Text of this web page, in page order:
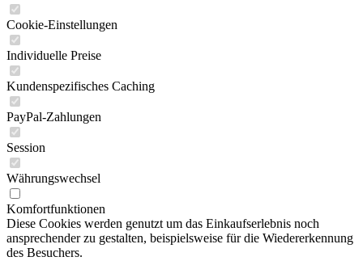
Cookie-Einstellungen
Individuelle Preise
Kundenspezifisches Caching
PayPal-Zahlungen
Session
Währungswechsel
Komfortfunktionen
Diese Cookies werden genutzt um das Einkaufserlebnis noch
ansprechender zu gestalten, beispielsweise für die Wiedererkennung
des Besuchers.